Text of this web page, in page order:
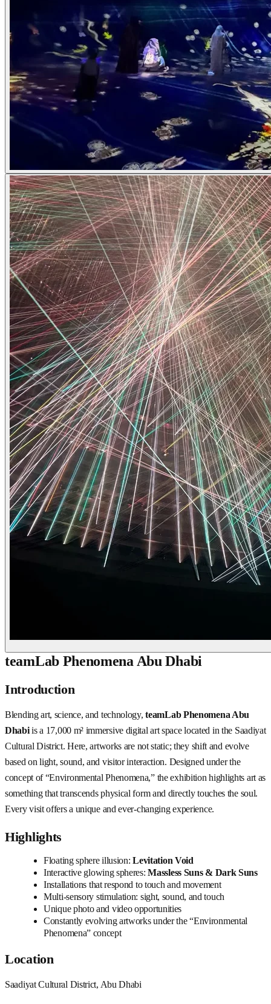
teamLab Phenomena Abu Dhabi
Introduction
Blending art, science, and technology,teamLab Phenomena Abu
Dhabiis a 17,000 m² immersive digital art space located in the Saadiyat
Cultural District. Here, artworks are not static; they shift and evolve
based on light, sound, and visitor interaction. Designed under the
concept of “Environmental Phenomena,” the exhibition highlights art as
something that transcends physical form and directly touches the soul.
Every visit offers a unique and ever-changing experience.
Highlights
Floating sphere illusion:Levitation Void
Interactive glowing spheres:Massless Suns & Dark Suns
Installations that respond to touch and movement
Multi-sensory stimulation: sight, sound, and touch
Unique photo and video opportunities
Constantly evolving artworks under the “Environmental
Phenomena” concept
Location
Saadiyat Cultural District, Abu Dhabi